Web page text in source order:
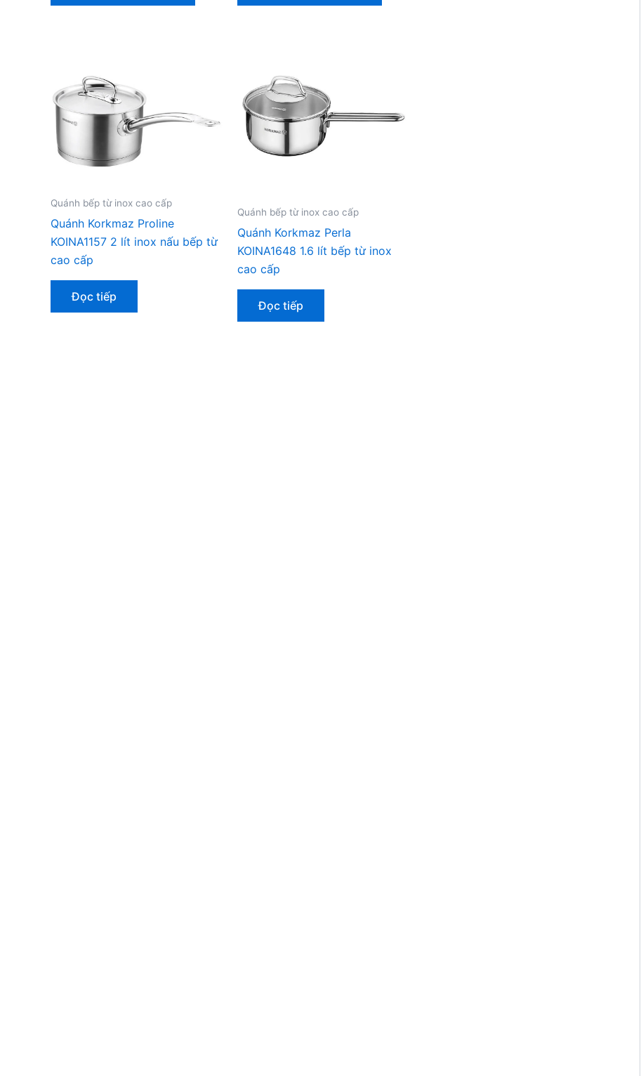
Quánh bếp từ inox cao cấp
Quánh Korkmaz Proline
KOINA1157 2 lít inox nấu bếp từ
cao cấp
Đọc tiếp
Quánh bếp từ inox cao cấp
Quánh Korkmaz Perla
KOINA1648 1.6 lít bếp từ inox
cao cấp
Đọc tiếp